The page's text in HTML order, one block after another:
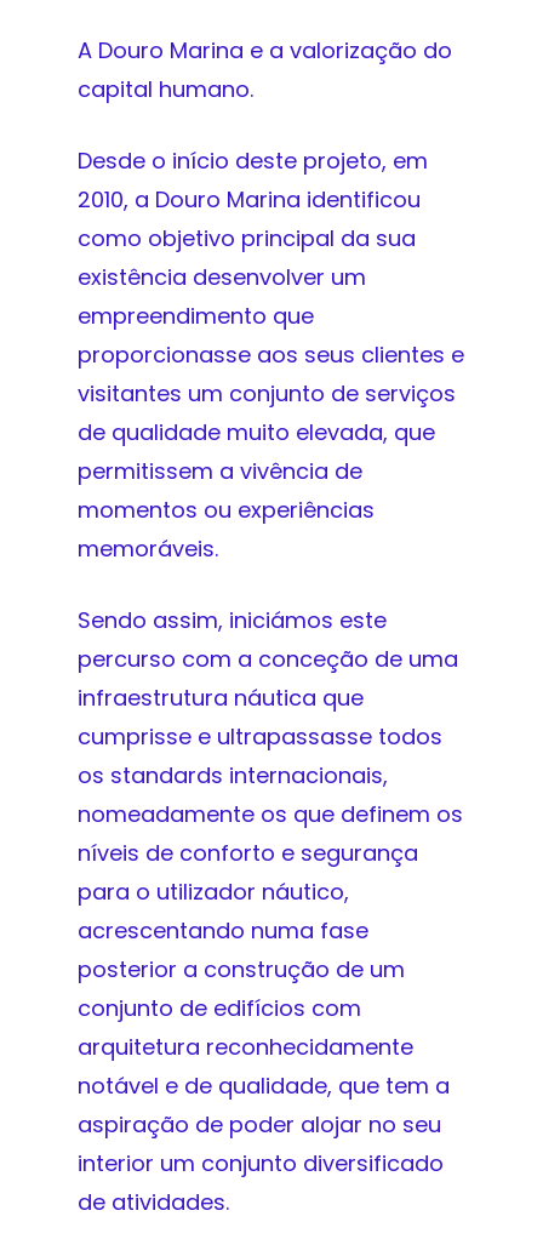
A Douro Marina e a valorização do
capital humano.
Desde o início deste projeto, em
2010, a Douro Marina identificou
como objetivo principal da sua
existência desenvolver um
empreendimento que
proporcionasse aos seus clientes e
visitantes um conjunto de serviços
de qualidade muito elevada, que
permitissem a vivência de
momentos ou experiências
memoráveis.
Sendo assim, iniciámos este
percurso com a conceção de uma
infraestrutura náutica que
cumprisse e ultrapassasse todos
os standards internacionais,
nomeadamente os que definem os
níveis de conforto e segurança
para o utilizador náutico,
acrescentando numa fase
posterior a construção de um
conjunto de edifícios com
arquitetura reconhecidamente
notável e de qualidade, que tem a
aspiração de poder alojar no seu
interior um conjunto diversificado
de atividades.